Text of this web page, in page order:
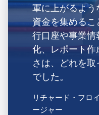
軍に上がるよう
資金を集めるこ
行口座や事業
化、レポート
さは、どれを
でした。
リチャード・フロ
ージャー